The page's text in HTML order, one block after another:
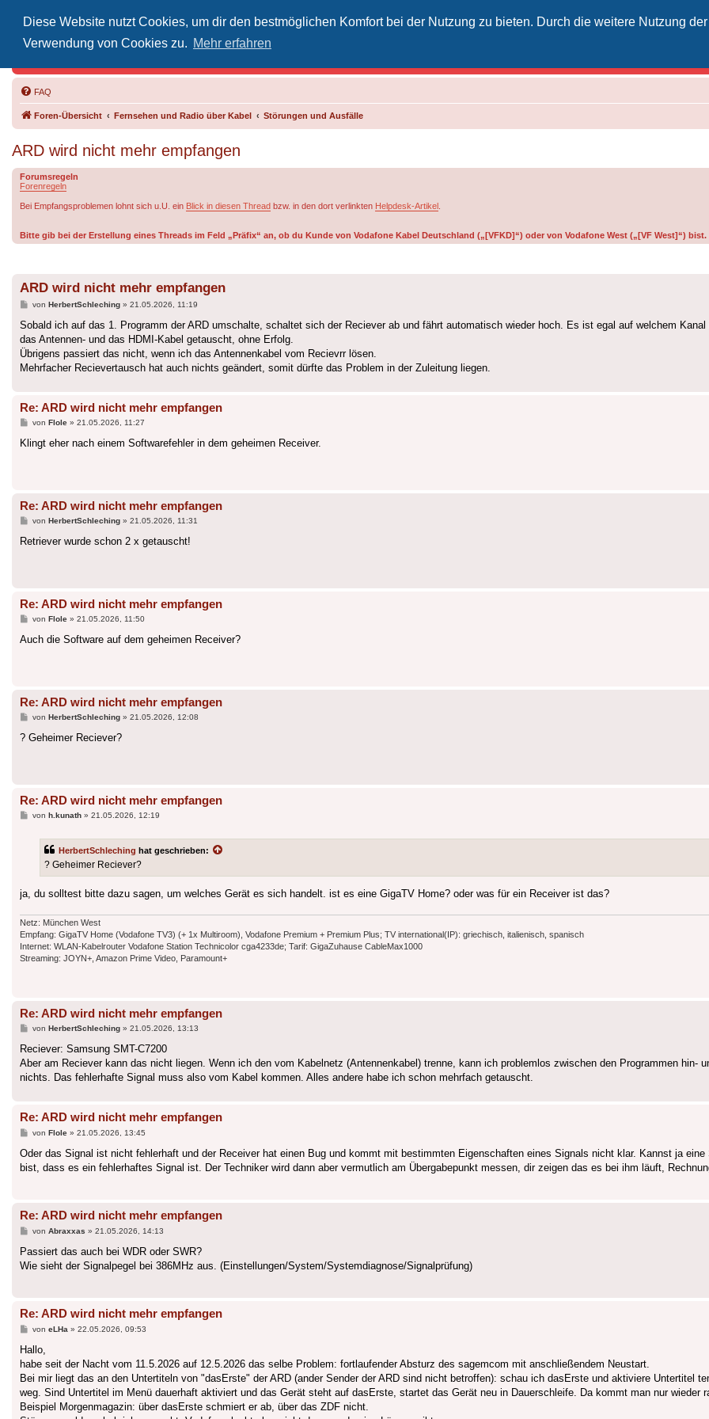
Diese Website nutzt Cookies, um dir den bestmöglichen Komfort bei der Nutzung zu bieten. Durch die weitere Nutzung
Verwendung von Cookies zu. Mehr erfahren
FAQ
Foren-Übersicht Fernsehen und Radio über Kabel Störungen und Ausfälle
ARD wird nicht mehr empfangen
Forumsregeln
Forenregeln
Bei Empfangsproblemen lohnt sich u.U. ein Blick in diesen Thread bzw. in den dort verlinkten Helpdesk-Artikel
Bitte gib bei der Erstellung eines Threads im Feld „Präfix“ an, ob du Kunde von Vodafone Kabel Deutschland („[VFKD]“) oder von Vodafone West („[VF West]“) bist.
ARD wird nicht mehr empfangen
Beitrag
von HerbertSchleching» 21.05.2026, 11:19
Sobald ich auf das 1. Programm der ARD umschalte, schaltet sich der Reciever ab und fährt automatisch wieder hoch. Es ist egal auf welchem
das Antennen- und das HDMI-Kabel getauscht, ohne Erfolg.
Übrigens passiert das nicht, wenn ich das Antennenkabel vom Recievrr lösen.
Mehrfacher Recievertausch hat auch nichts geändert, somit dürfte das Problem in der Zuleitung liegen.
Re: ARD wird nicht mehr empfangen
Beitrag
von Flole» 21.05.2026, 11:27
Klingt eher nach einem Softwarefehler in dem geheimen Receiver.
Re: ARD wird nicht mehr empfangen
Beitrag
von HerbertSchleching» 21.05.2026, 11:31
Retriever wurde schon 2 x getauscht!
Re: ARD wird nicht mehr empfangen
Beitrag
von Flole» 21.05.2026, 11:50
Auch die Software auf dem geheimen Receiver?
Re: ARD wird nicht mehr empfangen
Beitrag
von HerbertSchleching» 21.05.2026, 12:08
? Geheimer Reciever?
Re: ARD wird nicht mehr empfangen
Beitrag
von h.kunath» 21.05.2026, 12:19
HerbertSchleching hat geschrieben:
? Geheimer Reciever?
ja, du solltest bitte dazu sagen, um welches Gerät es sich handelt. ist es eine GigaTV Home? oder was für ein Receiver ist das?
Netz: München West
Empfang: GigaTV Home (Vodafone TV3) (+ 1x Multiroom), Vodafone Premium + Premium Plus; TV international(IP): griechisch, italienisch, spanisch
Internet: WLAN-Kabelrouter Vodafone Station Technicolor cga4233de; Tarif: GigaZuhause CableMax1000
Streaming: JOYN+, Amazon Prime Video, Paramount+
Re: ARD wird nicht mehr empfangen
Beitrag
von HerbertSchleching» 21.05.2026, 13:13
Reciever: Samsung SMT-C7200
Aber am Reciever kann das nicht liegen. Wenn ich den vom Kabelnetz (Antennenkabel) trenne, kann ich problemlos zwischen den Programmen hin-
nichts. Das fehlerhafte Signal muss also vom Kabel kommen. Alles andere habe ich schon mehrfach getauscht.
Re: ARD wird nicht mehr empfangen
Beitrag
von Flole» 21.05.2026, 13:45
Oder das Signal ist nicht fehlerhaft und der Receiver hat einen Bug und kommt mit bestimmten Eigenschaften eines Signals nicht klar. Kannst ja
bist, dass es ein fehlerhaftes Signal ist. Der Techniker wird dann aber vermutlich am Übergabepunkt messen, dir zeigen das es bei ihm läuft,
Re: ARD wird nicht mehr empfangen
Beitrag
von Abraxxas » 21.05.2026, 14:13
Passiert das auch bei WDR oder SWR?
Wie sieht der Signalpegel bei 386MHz aus. (Einstellungen/System/Systemdiagnose/Signalprüfung)
Re: ARD wird nicht mehr empfangen
Beitrag
von eLHa » 22.05.2026, 09:53
Hallo,
habe seit der Nacht vom 11.5.2026 auf 12.5.2026 das selbe Problem: fortlaufender Absturz des sagemcom mit anschließendem Neustart.
Bei mir liegt das an den Untertiteln von "dasErste" der ARD (ander Sender der ARD sind nicht betroffen): schau ich dasErste und aktiviere Untertitel
weg. Sind Untertitel im Menü dauerhaft aktiviert und das Gerät steht auf dasErste, startet das Gerät neu in Dauerschleife. Da kommt man nur wieder
Beispiel Morgenmagazin: über dasErste schmiert er ab, über das ZDF nicht.